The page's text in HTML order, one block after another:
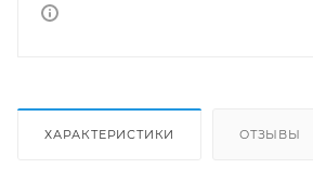
ХАРАКТЕРИСТИКИ ОТЗЫВЫ